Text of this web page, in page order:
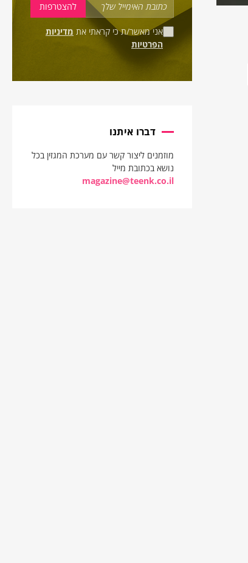
אני מאשר/ת כי קראתי את מדיניות
הפרטיות
דברו איתנו
מוזמנים ליצור קשר עם מערכת המגזין בכל
נושא בכתובת מייל
magazine@teenk.co.il